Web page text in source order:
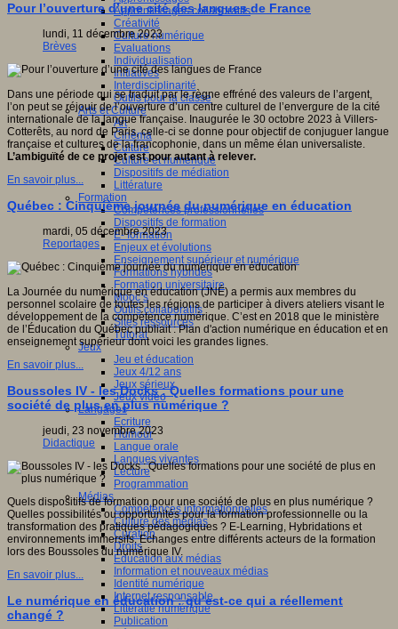
Apprentissages collaboratifs
Créativité
Culture numérique
Evaluations
Individualisation
Initiatives
Interdisciplinarité
Outils pour la classe
Arts et Culture
Art
Cinéma
Culture
Culture et numérique
Dispositifs de médiation
Littérature
Formation
Compétences professionnelles
Dispositifs de formation
E- formation
Enjeux et évolutions
Enseignement supérieur et numérique
Formations hybrides
Formation universitaire
Mooc’s
Outils collaboratifs
Sites ressources
Tutorat
Jeux
Jeu et éducation
Jeux 4/12 ans
Jeux sérieux
Jeux vidéo
Langages
Ecriture
Humour
Langue orale
Langues vivantes
Lecture
Programmation
Médias
Compétences informationnelles
Culture des médias
Curation
Droits
Education aux médias
Information et nouveaux médias
Identité numérique
Internet responsable
Littératie numérique
Publication
Pour l’ouverture d’une cité des langues de France
lundi, 11 décembre 2023
Brèves
Dans une période qui se traduit par le règne effréné des valeurs de l’argent,
l’on peut se réjouir de l’ouverture d’un centre culturel de l’envergure de la cité
internationale de la langue française. Inaugurée le 30 octobre 2023 à Villers-
Cotterêts, au nord de Paris, celle-ci se donne pour objectif de conjuguer langue
française et cultures de la francophonie, dans un même élan universaliste.
L’ambiguïté de ce projet est pour autant à relever.
En savoir plus...
Québec : Cinquième journée du numérique en éducation
mardi, 05 décembre 2023
Reportages
La Journée du numérique en éducation (JNÉ) a permis aux membres du
personnel scolaire de toutes les régions de participer à divers ateliers visant le
développement de la compétence numérique. C’est en 2018 que le ministère
de l’Éducation du Québec publiait : Plan d'action numérique en éducation et en
enseignement supérieur dont voici les grandes lignes.
En savoir plus...
Boussoles IV - les Docks : Quelles formations pour une
société de plus en plus numérique ?
jeudi, 23 novembre 2023
Didactique
Quels dispositifs de formation pour une société de plus en plus numérique ?
Quelles possibilités ou opportunités pour la formation professionnelle ou la
transformation des pratiques pédagogiques ? E-Learning, Hybridations et
environnements immersifs. Echanges entre différents acteurs de la formation
lors des Boussoles du numérique IV.
En savoir plus...
Le numérique en éducation : qu’est-ce qui a réellement
changé ?